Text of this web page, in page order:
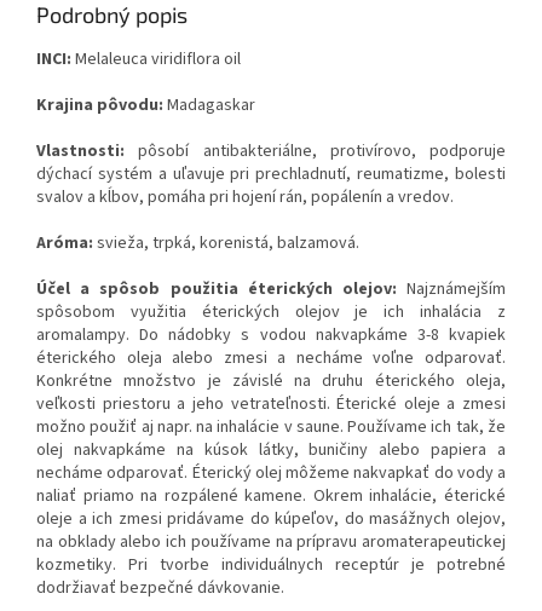
Podrobný popis
INCI: Melaleuca viridiflora oil
Krajina pôvodu: Madagaskar
Vlastnosti: pôsobí antibakteriálne, protivírovo, podporuje
dýchací systém a uľavuje pri prechladnutí, reumatizme, bolesti
svalov a kĺbov, pomáha pri hojení rán, popálenín a vredov.
Aróma: svieža, trpká, korenistá, balzamová.
Účel a spôsob použitia éterických olejov: Najznámejším
spôsobom využitia éterických olejov je ich inhalácia z
aromalampy. Do nádobky s vodou nakvapkáme 3-8 kvapiek
éterického oleja alebo zmesi a necháme voľne odparovať.
Konkrétne množstvo je závislé na druhu éterického oleja,
veľkosti priestoru a jeho vetrateľnosti. Éterické oleje a zmesi
možno použiť aj napr. na inhalácie v saune. Používame ich tak, že
olej nakvapkáme na kúsok látky, buničiny alebo papiera a
necháme odparovať. Éterický olej môžeme nakvapkať do vody a
naliať priamo na rozpálené kamene. Okrem inhalácie, éterické
oleje a ich zmesi pridávame do kúpeľov, do masážnych olejov,
na obklady alebo ich používame na prípravu aromaterapeutickej
kozmetiky. Pri tvorbe individuálnych receptúr je potrebné
dodržiavať bezpečné dávkovanie.